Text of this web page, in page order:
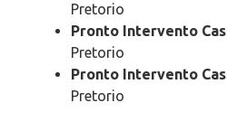
Pretorio
Pronto Intervento
Pretorio
Pronto Intervento
Pretorio